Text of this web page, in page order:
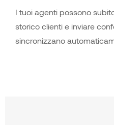
I tuoi agenti possono
storico clienti e inviare
sincronizzano